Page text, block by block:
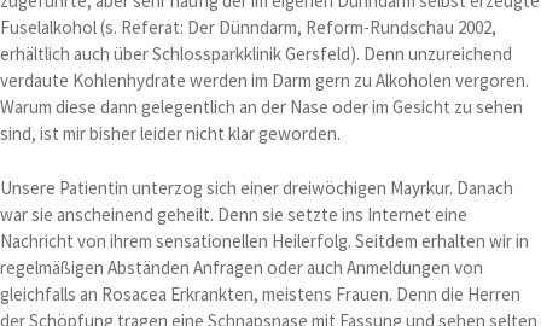
Fuselalkohol (s. Referat: Der Dünndarm, Reform-Rundschau 2002,
erhältlich auch über Schlossparkklinik Gersfeld). Denn unzureichend
verdaute Kohlenhydrate werden im Darm gern zu Alkoholen vergoren.
Warum diese dann gelegentlich an der Nase oder im Gesicht zu sehen
sind, ist mir bisher leider nicht klar geworden.
Unsere Patientin unterzog sich einer dreiwöchigen Mayrkur. Danach
war sie anscheinend geheilt. Denn sie setzte ins Internet eine
Nachricht von ihrem sensationellen Heilerfolg. Seitdem erhalten wir in
regelmäßigen Abständen Anfragen oder auch Anmeldungen von
gleichfalls an Rosacea Erkrankten, meistens Frauen. Denn die Herren
der Schöpfung tragen eine Schnapsnase mit Fassung und sehen selten